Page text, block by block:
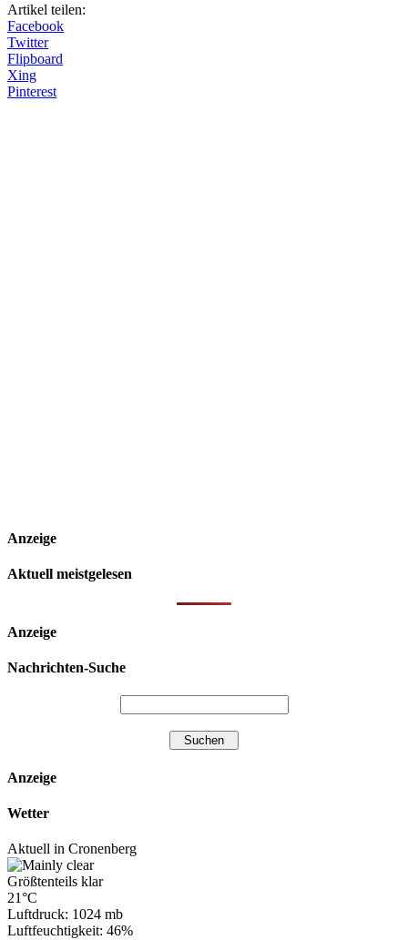
Artikel teilen:
Facebook
Twitter
Flipboard
Xing
Pinterest
Anzeige
Aktuell meistgelesen
Anzeige
Nachrichten-Suche
Anzeige
Wetter
Aktuell in Cronenberg
Größtenteils klar
21°C
Luftdruck: 1024 mb
Luftfeuchtigkeit: 46%